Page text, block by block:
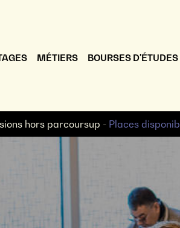
hors parcoursup - Places
MÉTIERS BOURSES D'ÉTUDES